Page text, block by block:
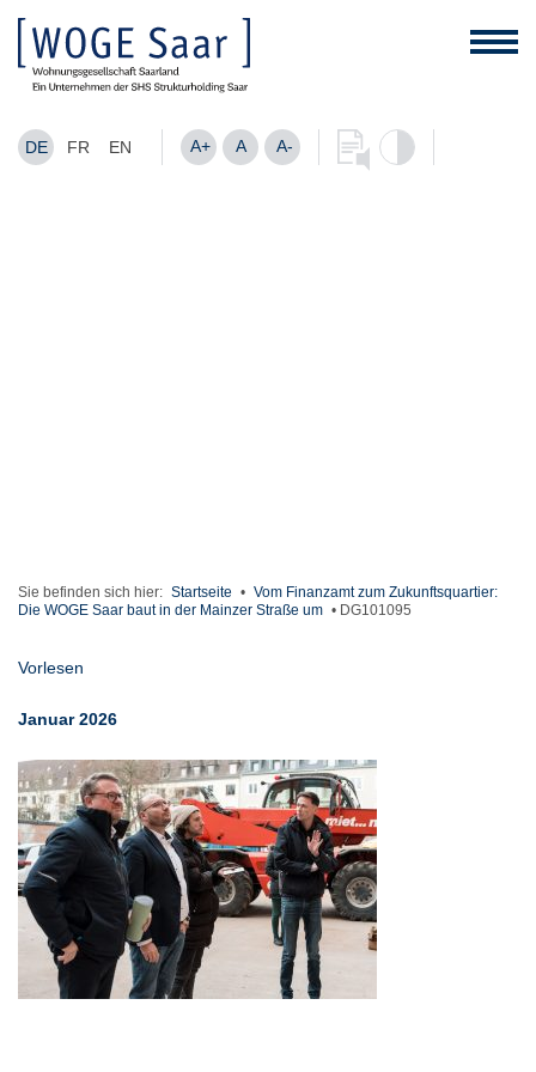
DE FR EN A+ A A-
Sie befinden sich hier: Startseite • Vom Finanzamt zum Zukunftsquartier:
Die WOGE Saar baut in der Mainzer Straße um • DG101095
Vorlesen
Januar 2026